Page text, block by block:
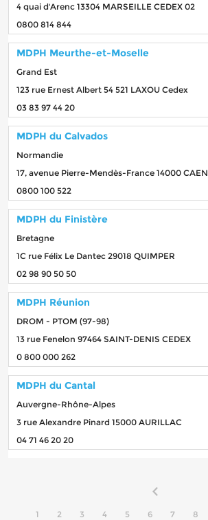
4 quai d'Arenc 13304 MARSEILLE CEDEX 02
0800 814 844
MDPH Meurthe-et-Moselle
Grand Est
123 rue Ernest Albert 54 521 LAXOU Cedex
03 83 97 44 20
MDPH du Calvados
Normandie
17, avenue Pierre-Mendès-France 14000 CAEN
0800 100 522
MDPH du Finistère
Bretagne
1C rue Félix Le Dantec 29018 QUIMPER
02 98 90 50 50
MDPH Réunion
DROM - PTOM (97-98)
13 rue Fenelon 97464 SAINT-DENIS CEDEX
0 800 000 262
MDPH du Cantal
Auvergne-Rhône-Alpes
3 rue Alexandre Pinard 15000 AURILLAC
04 71 46 20 20
1 2 3 4 5 6 7 8